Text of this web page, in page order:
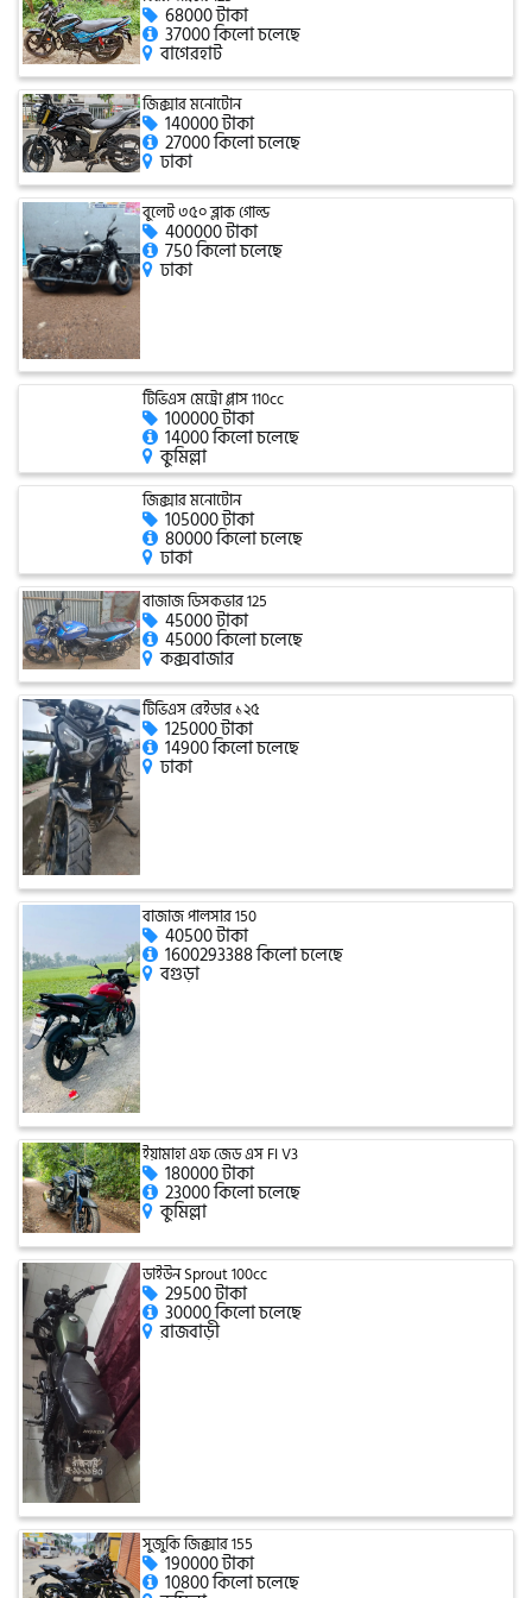
গ্রীন টাইগার (Green Tiger)
বীটল বোল্ট (Beetle Bolt)
বেনেলি (Benelli)
বেনেট (Bennett)
বিএমডাব্লিউ (BMW)
রয়েল এনফিল্ড (Royal Enfield)
এফকেএম (FKM)
হারলি ডেভিডসন
রিগাল র‍্যাপটার (Regal Raptor)
অ্যাটলাস জংশেন
পিএইচপি (PHP)
জিপিএক্স (GPX)
টারো
স্পীডার (Speeder)
এমা (Emma)
SINSKI
জিংফু
জোনটেস
68000 টাকা
37000 কিলো চলেছে
বাগেরহাট
জিক্সার মনোটোন
140000 টাকা
27000 কিলো চলেছে
ঢাকা
বুলেট ৩৫০ ব্লাক গোল্ড
400000 টাকা
750 কিলো চলেছে
ঢাকা
টিভিএস মেট্রো প্লাস 110cc
100000 টাকা
14000 কিলো চলেছে
কুমিল্লা
জিক্সার মনোটোন
105000 টাকা
80000 কিলো চলেছে
ঢাকা
বাজাজ ডিসকভার 125
45000 টাকা
45000 কিলো চলেছে
কক্সবাজার
টিভিএস রেইডার ১২৫
125000 টাকা
14900 কিলো চলেছে
ঢাকা
বাজাজ পালসার 150
40500 টাকা
1600293388 কিলো চলেছে
বগুড়া
ইয়ামাহা এফ জেড এস FI V3
180000 টাকা
23000 কিলো চলেছে
কুমিল্লা
ডাইউন Sprout 100cc
29500 টাকা
30000 কিলো চলেছে
রাজবাড়ী
সুজুকি জিক্সার 155
190000 টাকা
10800 কিলো চলেছে